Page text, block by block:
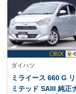
ダイハツ
ミライース 660 G リ
ミテッド SAIII 純正